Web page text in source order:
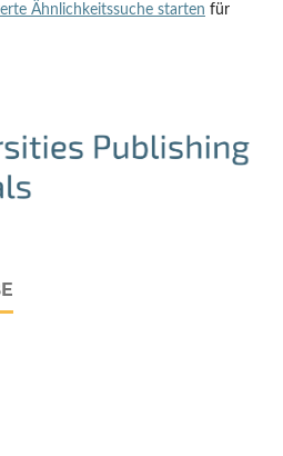
Ähnlichkeitssuche starten für